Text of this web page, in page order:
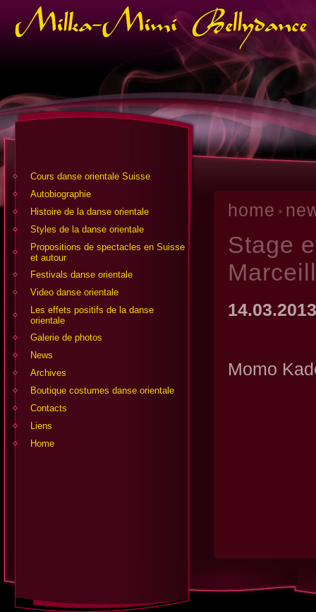
Cours danse orientale Suisse
Аutobiographie
Histoire de la danse orientale
Styles de la danse orientale
Propositions de spectacles en Suisse
et autour
Festivals danse orientale
Video danse orientale
Les effets positifs de la danse
orientale
Galerie de photos
News
Archives
Boutique costumes danse orientale
Contacts
Liens
Home
home
Stage
14.03.2013
Momo